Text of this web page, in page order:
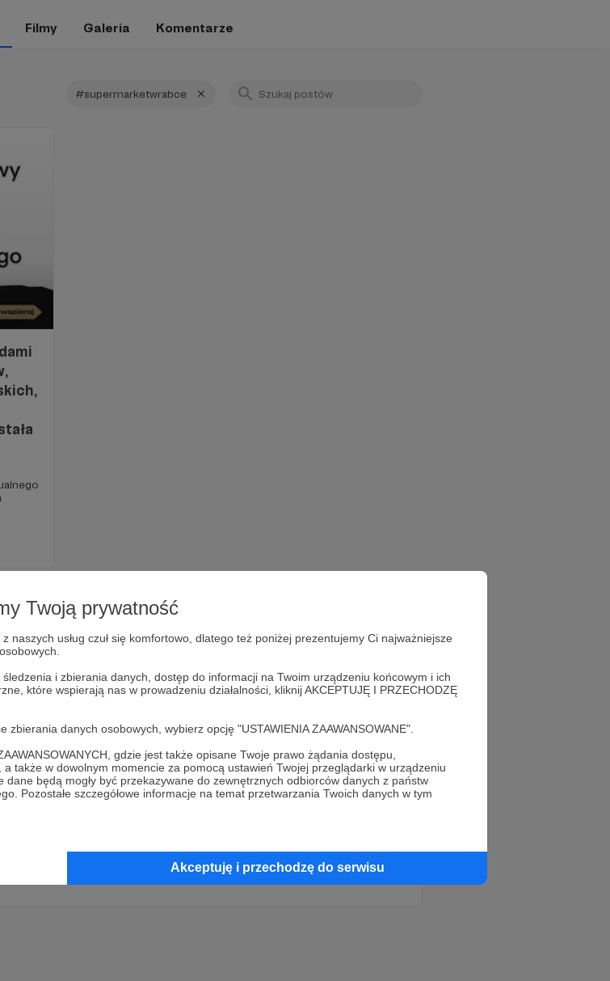
Twoją prywatność
usług czuł się komfortowo, dlatego też poniżej prezentujemy Ci najważniejsze
i zbierania danych, dostęp do informacji na Twoim urządzeniu końcowym i ich
które wspierają nas w prowadzeniu działalności, kliknij AKCEPTUJĘ I PRZECHODZĘ
danych osobowych, wybierz opcję "USTAWIENIA ZAAWANSOWANE".
gdzie jest także opisane Twoje prawo żądania dostępu,
także w dowolnym momencie za pomocą ustawień Twojej przeglądarki w urządzeniu
będą mogły być przekazywane do zewnętrznych odbiorców danych z państw
Pozostałe szczegółowe informacje na temat przetwarzania Twoich danych w tym
Akceptuję i przechodzę do serwisu
Filmy Galeria Komentarze
#supermarketwrabce
do grona Patronów!